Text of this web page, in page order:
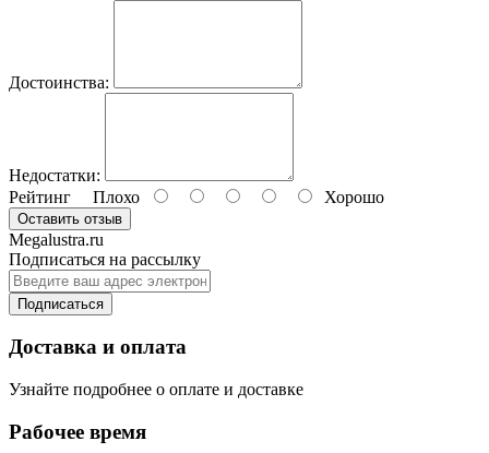
Достоинства:
Недостатки:
Рейтинг Плохо Хорошо
Оставить отзыв
Megalustra.ru
Подписаться на рассылку
Подписаться
Доставка и оплата
Узнайте подробнее о оплате и доставке
Рабочее время